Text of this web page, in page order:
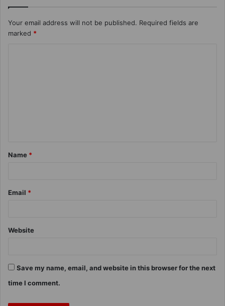
Your email address will not be published. Required fields are
marked *
Name *
Email *
Website
Save my name, email, and website in this browser for the next
time I comment.